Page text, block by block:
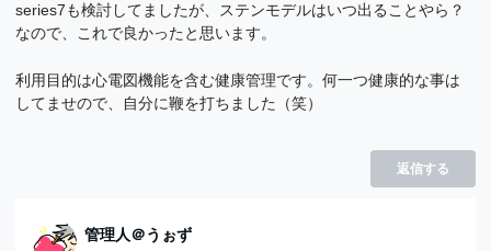
series7も検討してましたが、ステンモデルはいつ出ることやら？
なので、これで良かったと思います。
利用目的は心電図機能を含む健康管理です。何一つ健康的な事は
してませので、自分に鞭を打ちました（笑）
返信する
管理人＠うぉず